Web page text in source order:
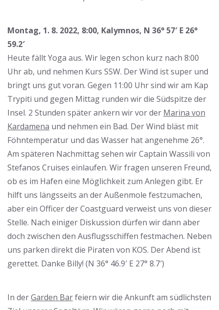
Montag, 1. 8. 2022, 8:00, Kalymnos, N 36° 57′ E 26°
59.2′
Heute fällt Yoga aus. Wir legen schon kurz nach 8:00
Uhr ab, und nehmen Kurs SSW. Der Wind ist super und
bringt uns gut voran. Gegen 11:00 Uhr sind wir am Kap
Trypiti und gegen Mittag runden wir die Südspitze der
Insel. 2 Stunden später ankern wir vor der Marina von
Kardamena und nehmen ein Bad. Der Wind bläst mit
Föhntemperatur und das Wasser hat angenehme 26°.
Am späteren Nachmittag sehen wir Captain Wassili von
Stefanos Cruises einlaufen. Wir fragen unseren Freund,
ob es im Hafen eine Möglichkeit zum Anlegen gibt. Er
hilft uns längsseits an der Außenmole festzumachen,
aber ein Officer der Coastguard verweist uns von dieser
Stelle. Nach einiger Diskussion dürfen wir dann aber
doch zwischen den Ausflugsschiffen festmachen. Neben
uns parken direkt die Piraten von KOS. Der Abend ist
gerettet. Danke Billy! (N 36° 46.9′ E 27° 8.7′)
In derGarden Barfeiern wir die Ankunft am südlichsten